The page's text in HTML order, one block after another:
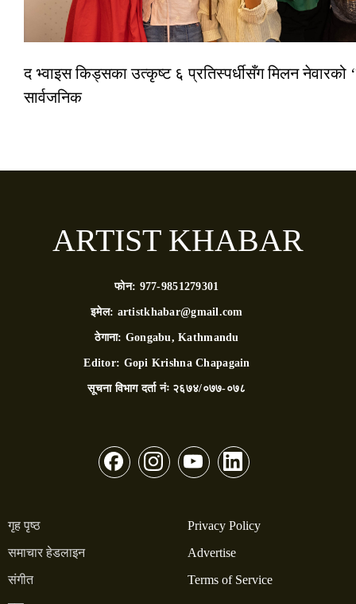
द भ्वाइस किड्सका उत्कृष्ट ६ प्रतिस्पर्धीसँग मिलन नेवारको
सार्वजनिक
ARTIST KHABAR
फोन: 977-9851279301
इमेल: artistkhabar@gmail.com
ठेगाना: Gongabu, Kathmandu
Editor: Gopi Krishna Chapagain
सूचना विभाग दर्ता नंः २६७४/०७७-०७८
गृह पृष्ठ
समाचार हेडलाइन
संगीत
Privacy Policy
Advertise
Terms of Service